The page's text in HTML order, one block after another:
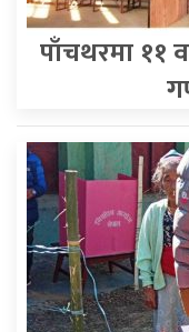
पाँचथरमा ११